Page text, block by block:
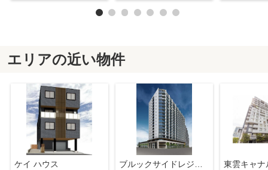
エリアの近い物件
ケイ ハウス